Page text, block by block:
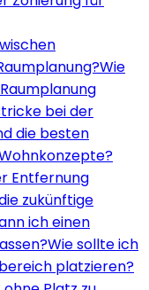
Wie
bei der
die besten
Entfernung
zukünftige
ich einen
Wie sollte ich
platzieren?